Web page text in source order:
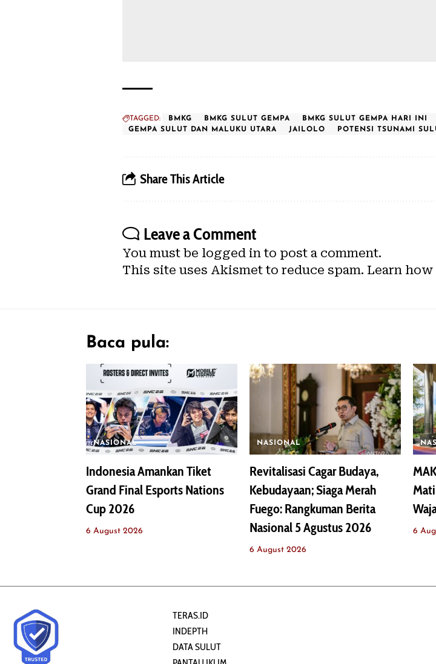
TAGGED: BMKG BMKG SULUT GEMPA BMKG SULUT GEMPA HARI INI
GEMPA SULUT DAN MALUKU UTARA
JAILOLO POTENSI TSUNAMI
Share This Article
Leave a Comment
You must be logged in to post a comment.
This site uses Akismet to reduce spam. Learn
Baca pula:
NASIONAL
Indonesia Amankan Tiket
Grand Final Esports Nations
Cup 2026
6 August 2026
NASIONAL
Revitalisasi Cagar Budaya,
Kebudayaan; Siaga Merah
Fuego: Rangkuman Berita
Nasional 5 Agustus 2026
6 August 2026
6
TERAS.ID
INDEPTH
DATA SULUT